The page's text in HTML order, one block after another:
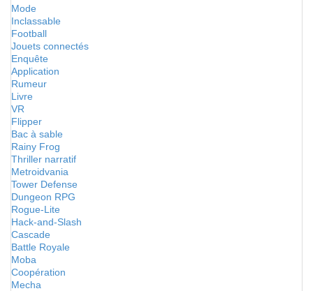
Mode
Inclassable
Football
Jouets connectés
Enquête
Application
Rumeur
Livre
VR
Flipper
Bac à sable
Rainy Frog
Thriller narratif
Metroidvania
Tower Defense
Dungeon RPG
Rogue-Lite
Hack-and-Slash
Cascade
Battle Royale
Moba
Coopération
Mecha